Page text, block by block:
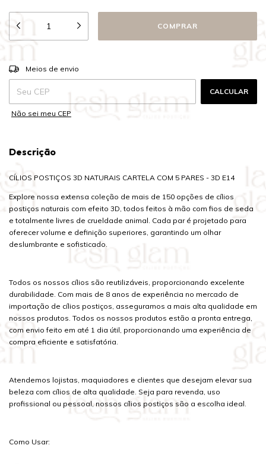
Entregas para o CEP:
Meios de envio
CALCULAR
Não sei meu CEP
Descrição
CÍLIOS POSTIÇOS 3D NATURAIS CARTELA COM 5 PARES - 3D E14
Explore nossa extensa coleção de mais de 150 opções de cílios
postiços naturais com efeito 3D, todos feitos à mão com fios de seda
e totalmente livres de crueldade animal. Cada par é projetado para
oferecer volume e definição superiores, garantindo um olhar
deslumbrante e sofisticado.
Todos os nossos cílios são reutilizáveis, proporcionando excelente
durabilidade. Com mais de 8 anos de experiência no mercado de
importação de cílios postiços, asseguramos a mais alta qualidade em
nossos produtos. Todos os nossos produtos estão a pronta entrega,
com envio feito em até 1 dia útil, proporcionando uma experiência de
compra eficiente e satisfatória.
Atendemos lojistas, maquiadores e clientes que desejam elevar sua
beleza com cílios de alta qualidade. Seja para revenda, uso
profissional ou pessoal, nossos cílios postiços são a escolha ideal.
Como Usar: